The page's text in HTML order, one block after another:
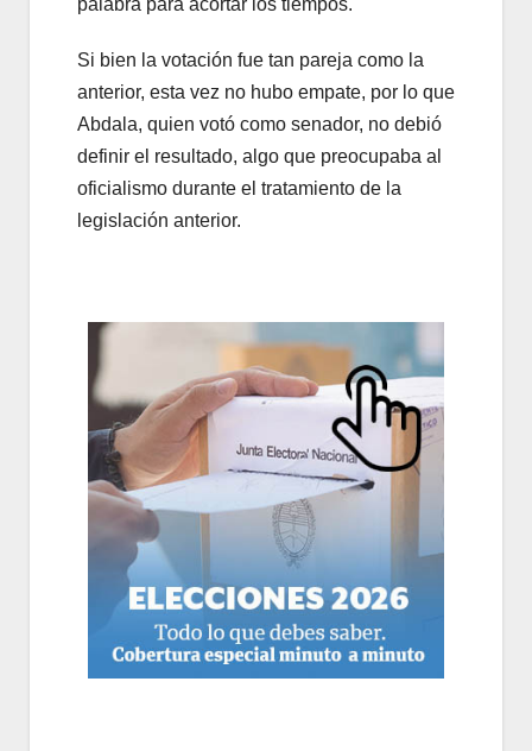
palabra para acortar los tiempos.
Si bien la votación fue tan pareja como la
anterior, esta vez no hubo empate, por lo que
Abdala, quien votó como senador, no debió
definir el resultado, algo que preocupaba al
oficialismo durante el tratamiento de la
legislación anterior.